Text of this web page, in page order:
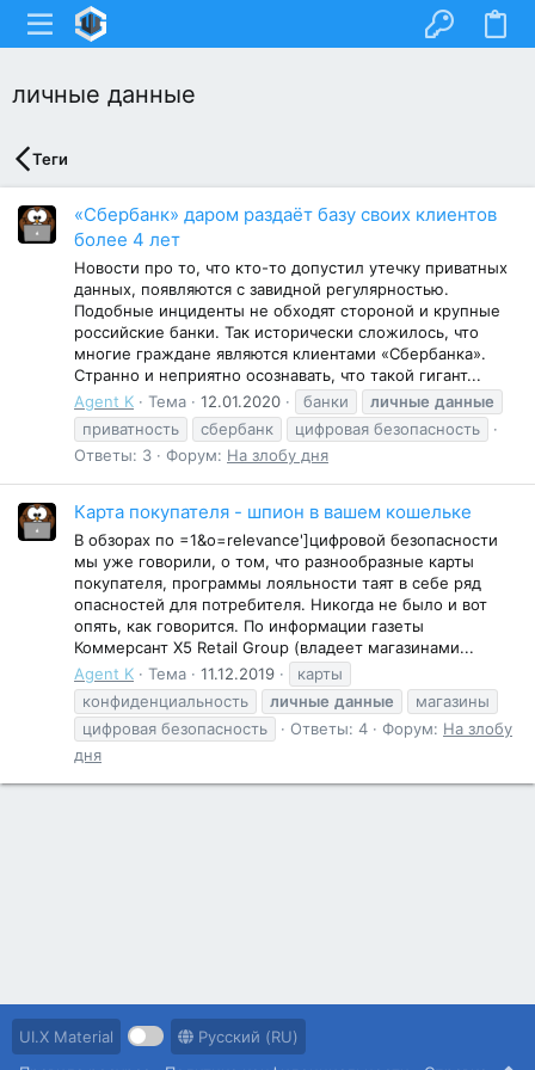
личные данные
Теги
«Сбербанк» даром раздаёт базу своих клиентов
более 4 лет
Новости про то, что кто-то допустил утечку приватных
данных, появляются с завидной регулярностью.
Подобные инциденты не обходят стороной и крупные
российские банки. Так исторически сложилось, что
многие граждане являются клиентами «Сбербанка».
Странно и неприятно осознавать, что такой гигант...
Agent K
Тема 12.01.2020 банки личные данные
приватность
сбербанк
цифровая безопасность
Ответы: 3
Форум: На злобу дня
Карта покупателя - шпион в вашем кошельке
В обзорах по =1&o=relevance']цифровой безопасности
мы уже говорили, о том, что разнообразные карты
покупателя, программы лояльности таят в себе ряд
опасностей для потребителя. Никогда не было и вот
опять, как говорится. По информации газеты
Коммерсант X5 Retail Group (владеет магазинами...
Agent K
Тема 11.12.2019
карты
конфиденциальность
личные данные
магазины
цифровая безопасность
Ответы: 4 Форум: На злобу
дня
UI.X Material
Русский (RU)